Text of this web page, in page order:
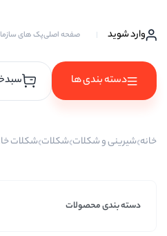
وارد شوید صفحه اصلیپک های
دسته بندی ها
آجیل ها خانه شیرینی و شکلات شکلات شکلات
دسته بندی محصولات